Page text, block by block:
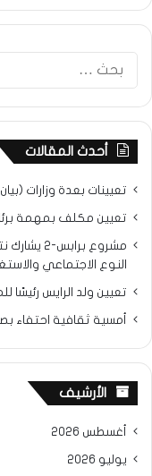
أحدث المقالات
تعيينات بعدة وزارات
تعيين مكلف بمهمة
مشروع
النوع الاجتماعي
تعيين ولد الرايس رئيسًا
أمسية ثقافية احتفاء
الأرشيف
أغسطس 2026
يوليو 2026